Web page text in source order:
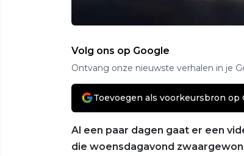
Volg ons op Google
Ontvang onze nieuwste verhalen in je
Toevoegen als voorkeursbron op
Al een paar dagen gaat er een
die woensdagavond